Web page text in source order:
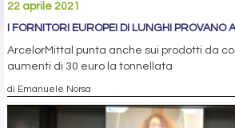
22 aprile 2021
I FORNITORI EUROPEI DI LUNGHI PROVANO
ArcelorMittal punta anche sui prodotti da
aumenti di 30 euro la tonnellata
di Emanuele Norsa